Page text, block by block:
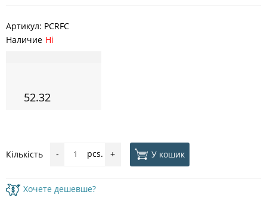
Артикул: PCRFC
Наличие Ні
52.32
Кількість - pcs. + У кошик
Хочете дешевше?